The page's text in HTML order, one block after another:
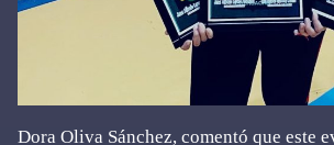
Dora Oliva Sánchez, comentó que este